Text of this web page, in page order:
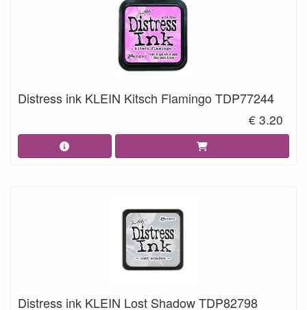
Distress ink KLEIN Kitsch Flamingo TDP77244
€ 3.20
Distress ink KLEIN Lost Shadow TDP82798